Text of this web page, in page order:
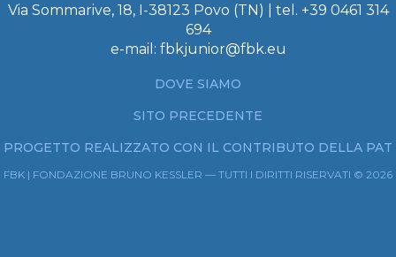
Via Sommarive, 18, I-38123 Povo (TN) | tel. +39 0461 314
694
e-mail: fbkjunior@fbk.eu
DOVE SIAMO
SITO PRECEDENTE
PROGETTO REALIZZATO CON IL CONTRIBUTO DELLA PAT
FBK | FONDAZIONE BRUNO KESSLER — TUTTI I DIRITTI RISERVATI © 2026